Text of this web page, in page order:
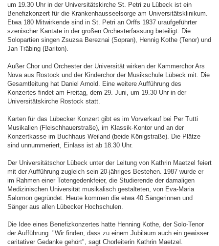
um 19.30 Uhr in der Universitätskirche St. Petri zu Lübeck ist ein
Benefizkonzert für die Krankenhausseelsorge am Universitätsklinikum.
Etwa 180 Mitwirkende sind in St. Petri an Orffs 1937 uraufgeführter
szenischer Kantate in der großen Orchesterfassung beteiligt. Die
Solopartien singen Zsuzsa Bereznai (Sopran), Hennig Kothe (Tenor) und
Jan Träbing (Bariton).
Außer Chor und Orchester der Universität wirken der Kammerchor Ars
Nova aus Rostock und der Kinderchor der Musikschule Lübeck mit. Die
Gesamtleitung hat Daniel Arnold. Eine weitere Aufführung des
Konzertes findet am Freitag, dem 29. Juni, um 19.30 Uhr in der
Universitätskirche Rostock statt.
Karten für das Lübecker Konzert gibt es im Vorverkauf bei Per Tutti
Musikalien (Fleischhauerstraße), im Klassik-Kontor und an der
Konzertkasse im Buchhaus Weiland (beide Königstraße). Die Plätze
sind unnummeriert, Einlass ist ab 18.30 Uhr.
Der Universitätschor Lübeck unter der Leitung von Kathrin Maetzel feiert
mit der Aufführung zugleich sein 20-jähriges Bestehen. 1987 wurde er
im Rahmen einer Totengedenkfeier, die Studierende der damaligen
Medizinischen Universität musikalisch gestalteten, von Eva-Maria
Salomon gegründet. Heute kommen die etwa 40 Sängerinnen und
Sänger aus allen Lübecker Hochschulen.
Die Idee eines Benefizkonzertes hatte Henning Kothe, der Solo-Tenor
der Aufführung. "Wir finden, dass zu einem Jubiläum auch ein gewisser
caritativer Gedanke gehört", sagt Chorleiterin Kathrin Maetzel.